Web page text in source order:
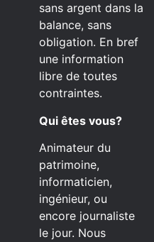
sans argent dans la
balance, sans
obligation. En bref
une information
libre de toutes
contraintes.
Qui êtes vous?
Animateur du
patrimoine,
informaticien,
ingénieur, ou
encore journaliste
le jour. Nous